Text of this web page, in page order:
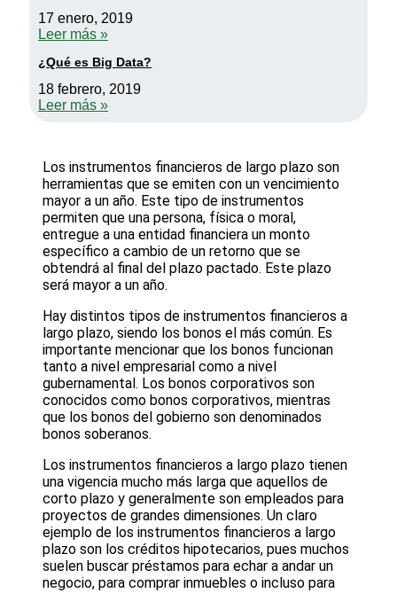
17 enero, 2019
Leer más »
¿Qué es Big Data?
18 febrero, 2019
Leer más »
Los instrumentos financieros de largo plazo son
herramientas que se emiten con un vencimiento
mayor a un año. Este tipo de instrumentos
permiten que una persona, física o moral,
entregue a una entidad financiera un monto
específico a cambio de un retorno que se
obtendrá al final del plazo pactado. Este plazo
será mayor a un año.
Hay distintos tipos de instrumentos financieros a
largo plazo, siendo los bonos el más común. Es
importante mencionar que los bonos funcionan
tanto a nivel empresarial como a nivel
gubernamental. Los bonos corporativos son
conocidos como bonos corporativos, mientras
que los bonos del gobierno son denominados
bonos soberanos.
Los instrumentos financieros a largo plazo tienen
una vigencia mucho más larga que aquellos de
corto plazo y generalmente son empleados para
proyectos de grandes dimensiones. Un claro
ejemplo de los instrumentos financieros a largo
plazo son los créditos hipotecarios, pues muchos
suelen buscar préstamos para echar a andar un
negocio, para comprar inmuebles o incluso para